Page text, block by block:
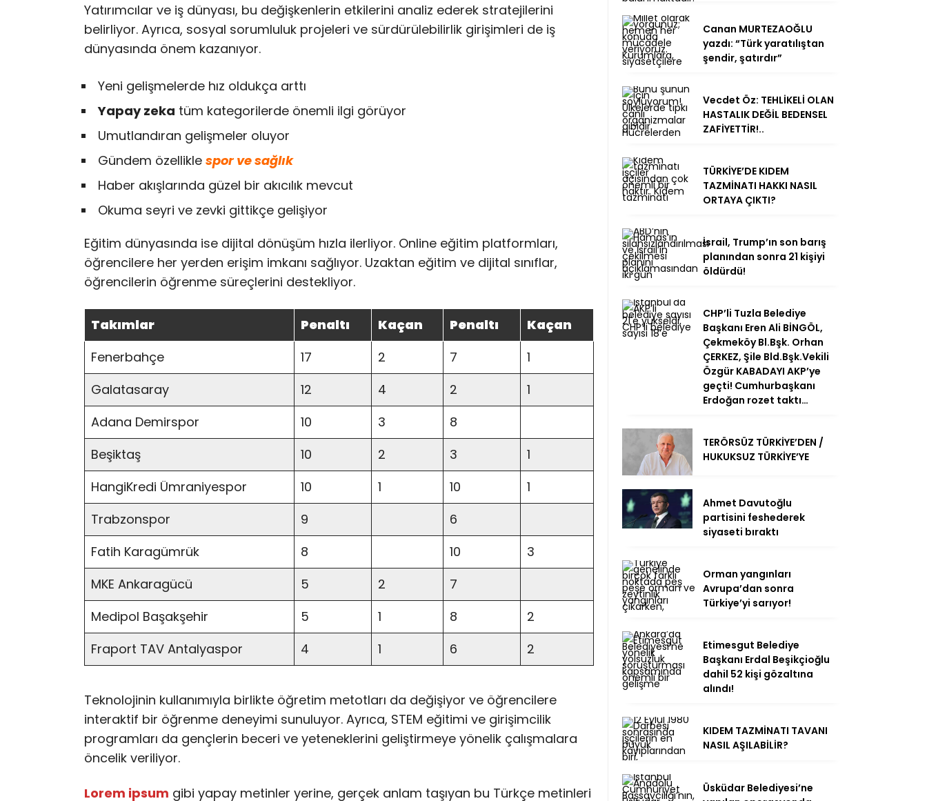
Yatırımcılar ve iş dünyası, bu değişkenlerin etkilerini analiz ederek stratejilerini
belirliyor. Ayrıca, sosyal sorumluluk projeleri ve sürdürülebilirlik girişimleri de iş
dünyasında önem kazanıyor.
Yeni gelişmelerde hız oldukça arttı
Yapay zeka tüm kategorilerde önemli ilgi görüyor
Umutlandıran gelişmeler oluyor
Gündem özellikle spor ve sağlık
Haber akışlarında güzel bir akıcılık mevcut
Okuma seyri ve zevki gittikçe gelişiyor
Eğitim dünyasında ise dijital dönüşüm hızla ilerliyor. Online eğitim platformları,
öğrencilere her yerden erişim imkanı sağlıyor. Uzaktan eğitim ve dijital sınıflar,
öğrencilerin öğrenme süreçlerini destekliyor.
Takımlar Penaltı Kaçan Penaltı
Kaçan
Fenerbahçe
17 2 7
1
Galatasaray
12 4 2
1
Adana Demirspor
10 3
8
Beşiktaş
10 2 3
1
HangiKredi Ümraniyespor
10 1 10
1
Trabzonspor
9
6
Fatih Karagümrük
8 10
3
MKE Ankaragücü
5 2
7
Medipol Başakşehir
5 1 8
2
Fraport TAV Antalyaspor
4 1 6 2
Teknolojinin kullanımıyla birlikte öğretim metotları da değişiyor ve öğrencilere
interaktif bir öğrenme deneyimi sunuluyor. Ayrıca, STEM eğitimi ve girişimcilik
programları da gençlerin beceri ve yeteneklerini geliştirmeye yönelik çalışmalara
öncelik veriliyor.
Lorem ipsum gibi yapay metinler yerine, gerçek anlam taşıyan bu Türkçe metinleri
Canan MURTEZAOĞLU
yazdı: “Türk yaratılıştan
şendir, şatırdır”
Vecdet Öz: TEHLİKELİ OLAN
HASTALIK DEĞİL BEDENSEL
ZAFİYETTİR!..
TÜRKİYE’DE KIDEM
TAZMİNATI HAKKI NASIL
ORTAYA ÇIKTI?
İsrail, Trump’ın son barış
planından sonra 21 kişiyi
öldürdü!
CHP’li Tuzla Belediye
Başkanı Eren Ali BİNGÖL,
Çekmeköy Bl.Bşk. Orhan
ÇERKEZ, Şile Bld.Bşk.Vekili
Özgür KABADAYI AKP’ye
geçti! Cumhurbaşkanı
Erdoğan rozet taktı…
TERÖRSÜZ TÜRKİYE’DEN /
HUKUKSUZ TÜRKİYE’YE
Ahmet Davutoğlu
partisini feshederek
siyaseti bıraktı
Orman yangınları
Avrupa’dan sonra
Türkiye’yi sarıyor!
Etimesgut Belediye
Başkanı Erdal Beşikçioğlu
dahil 52 kişi gözaltına
alındı!
KIDEM TAZMİNATI TAVANI
NASIL AŞILABİLİR?
Üsküdar Belediyesi’ne